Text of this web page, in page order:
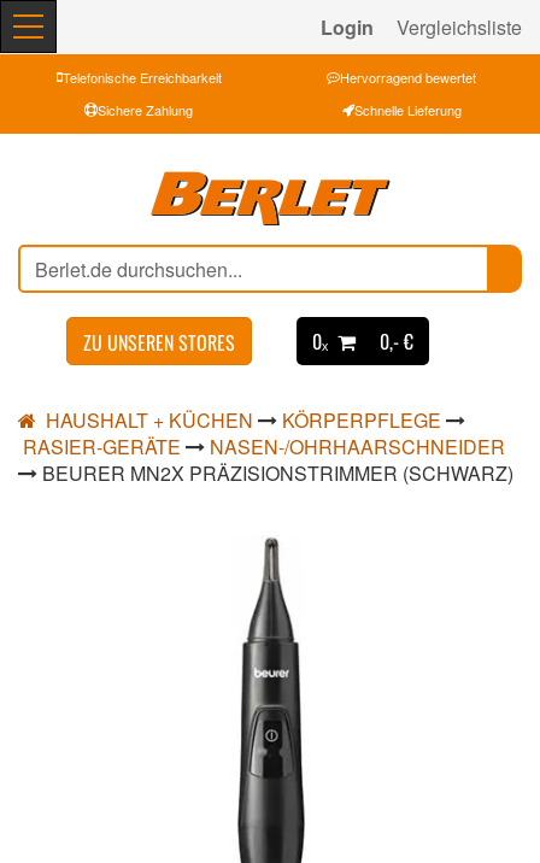
Login Vergleichsliste
Telefonische Erreichbarkeit
Hervorragend bewertet
Sichere Zahlung
Schnelle Lieferung
ZU UNSEREN STORES 0ₓ 0,- €
HAUSHALT + KÜCHEN
KÖRPERPFLEGE
RASIER-GERÄTE
NASEN-/OHRHAARSCHNEIDER
BEURER MN2X PRÄZISIONSTRIMMER (SCHWARZ)